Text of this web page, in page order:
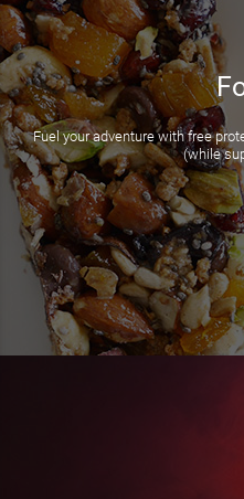
Fuel your adventure with free
(while